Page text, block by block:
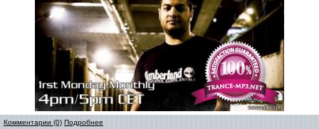
Комментарии (0) Подробнее